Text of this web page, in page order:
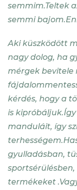
semmim.Teltek
semmi
Aki küszködött
nagy dolog, ha
mérgek bevitele
kérdés, hogy a
is
manduláit, így
gyulladásban,
termékeket